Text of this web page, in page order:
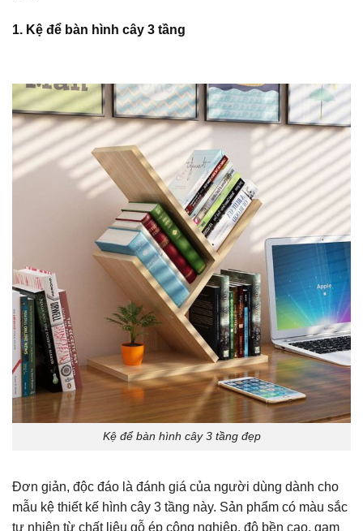
1. Kệ để bàn hình cây 3 tầng
Kệ để bàn hình cây 3 tầng đẹp
Đơn giản, độc đáo là đánh giá của người dùng dành cho
mẫu kệ thiết kế hình cây 3 tầng này. Sản phẩm có màu sắc
tự nhiên từ chất liệu gỗ ép công nghiệp, độ bền cao, gam